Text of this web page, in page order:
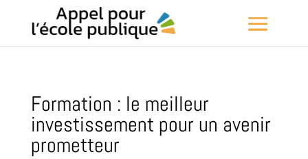
Formation : le meilleur
investissement pour un avenir
prometteur